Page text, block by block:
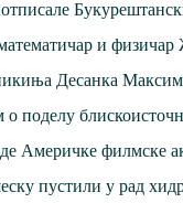
и физичар
Десанка
поделу
Америчке филмске
пустили у рад